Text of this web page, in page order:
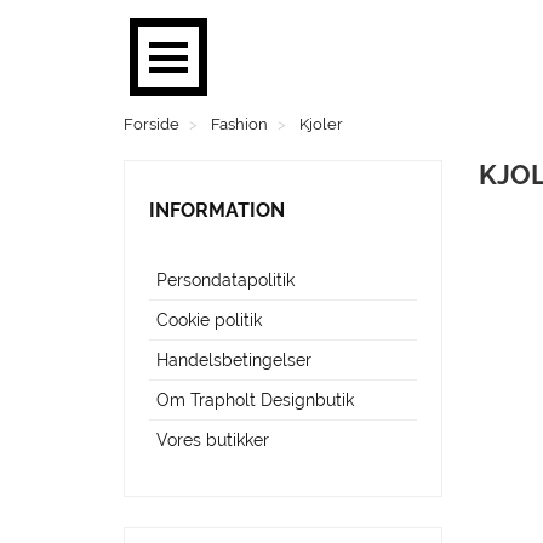
PLAKATER
FASHION
SMYKKER
Forside Fashion Kjoler
INFORMATION
Persondatapolitik
Cookie politik
Handelsbetingelser
Om Trapholt Designbutik
Vores butikker